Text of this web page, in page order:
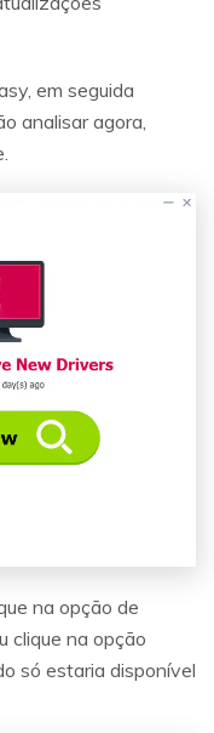
em seguida
analisar agora,
na opção de
clique na opção
só estaria disponível